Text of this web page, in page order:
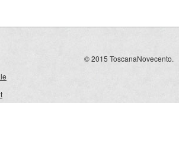
© 2015 ToscanaNovecento.